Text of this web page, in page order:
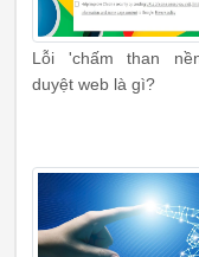
Lỗi 'chấm than
duyệt web là gì?